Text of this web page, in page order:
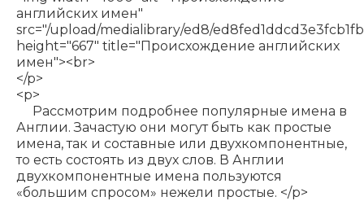
английских имен"
src="/upload/medialibrary/ed8/
height="667" title="Происхождение английских
имен"><br>
</p>
<p>
Рассмотрим подробнее популярные имена в
Англии. Зачастую они могут быть как простые
имена, так и составные или двухкомпонентные,
то есть состоять из двух слов. В Англии
двухкомпонентные имена пользуются
«большим спросом» нежели простые. </p>